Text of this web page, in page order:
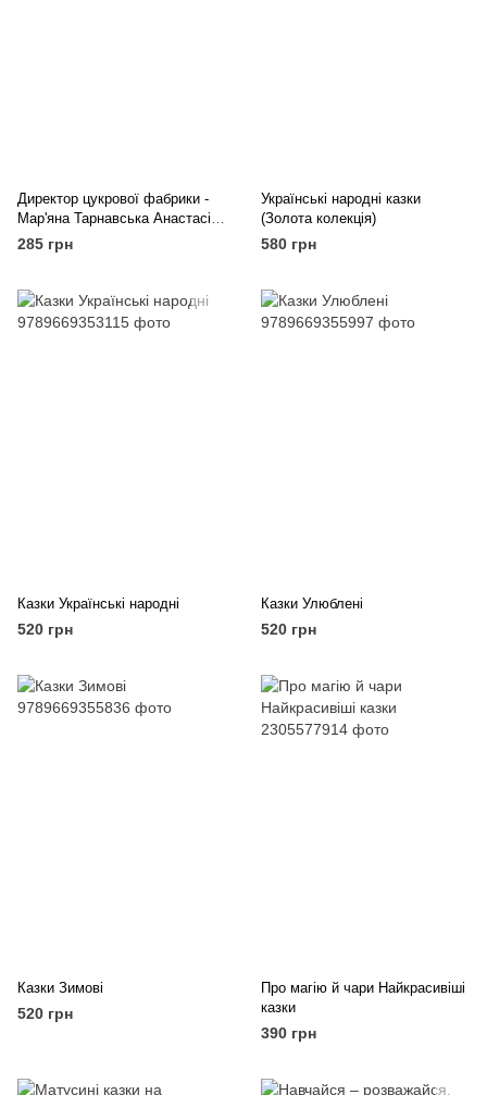
Директор цукрової фабрики -
Мар'яна Тарнавська Анастасія
Компанієць
285 грн
Українські народні казки
(Золота колекція)
580 грн
Казки Українські народні
520 грн
Казки Улюблені
520 грн
Казки Зимові
520 грн
Про магію й чари Найкрасивіші
казки
390 грн